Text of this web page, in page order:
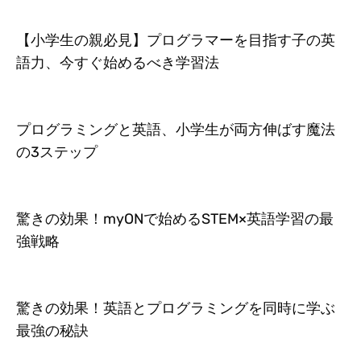
【小学生の親必見】プログラマーを目指す子の英
語力、今すぐ始めるべき学習法
プログラミングと英語、小学生が両方伸ばす魔法
の3ステップ
驚きの効果！myONで始めるSTEM×英語学習の最
強戦略
驚きの効果！英語とプログラミングを同時に学ぶ
最強の秘訣